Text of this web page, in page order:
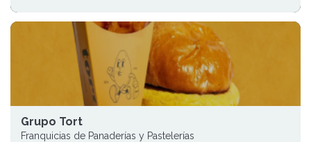
Grupo Tort
Franquicias de Panaderías y Pastelerías